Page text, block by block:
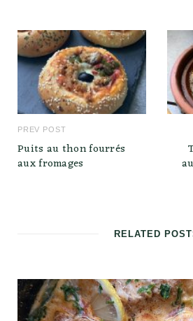
PREV POST
Puits au thon fourrés
aux fromages
RELATED